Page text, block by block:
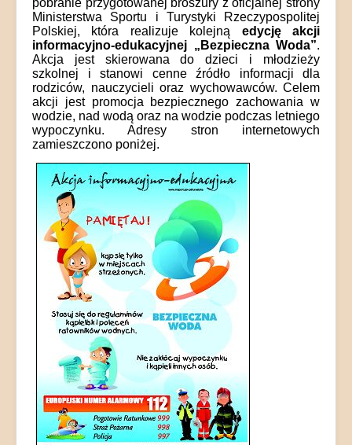
Ministerstwa Sportu i Turystyki Rzeczypospolitej
Polskiej, która realizuje kolejną edycję akcji
informacyjno-edukacyjnej „Bezpieczna Woda”.
Akcja jest skierowana do dzieci i młodzieży
szkolnej i stanowi cenne źródło informacji dla
rodziców, nauczycieli oraz wychowawców. Celem
akcji jest promocja bezpiecznego zachowania w
wodzie, nad wodą oraz na wodzie podczas letniego
wypoczynku. Adresy stron internetowych
zamieszczono poniżej.